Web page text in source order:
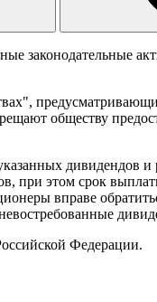
законодательные
обществу
дивидендов
при этом срок
вправе
Федерации.